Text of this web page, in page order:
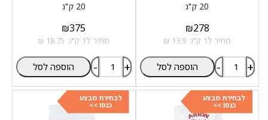
20 ק"ג
₪278
מחיר ל1 ק"ג: 13.9 ₪
- + הוספה לסל
20 ק"ג
₪375
מחיר ל1 ק"ג: 18.75 ₪
- + הוספה לסל
לבחירת מבצע
כנסו >>
לבחירת מבצע
כנסו >>